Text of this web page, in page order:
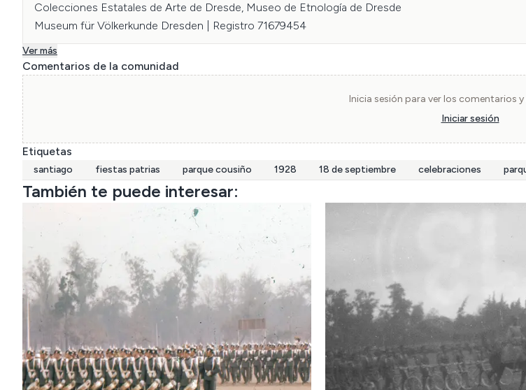
Colecciones Estatales de Arte de Dresde, Museo de Etnología de Dresde
Museum für Völkerkunde Dresden | Registro 71679454
Ver más
Comentarios de la comunidad
Inicia sesión para ver los comentarios
Iniciar sesión
Etiquetas
santiago fiestas patrias parque cousiño 1928 18 de septiembre celebraciones
También te puede interesar: